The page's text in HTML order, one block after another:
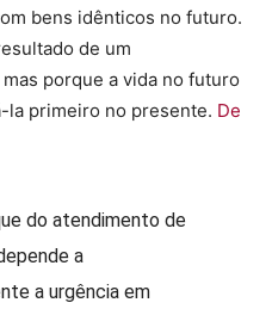
bens idênticos no futuro.
de um
porque a vida no futuro
la primeiro no presente. De
do atendimento de
a
a urgência em